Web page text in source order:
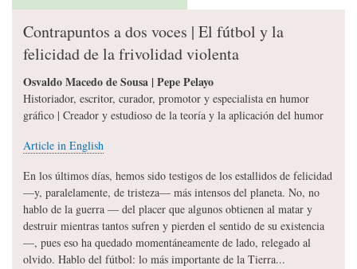
Contrapuntos a dos voces | El fútbol y la
felicidad de la frivolidad violenta
Osvaldo Macedo de Sousa | Pepe Pelayo
Historiador, escritor, curador, promotor y especialista en humor
gráfico | Creador y estudioso de la teoría y la aplicación del humor
Article in English
En los últimos días, hemos sido testigos de los estallidos de felicidad
—y, paralelamente, de tristeza— más intensos del planeta. No, no
hablo de la guerra — del placer que algunos obtienen al matar y
destruir mientras tantos sufren y pierden el sentido de su existencia
—, pues eso ha quedado momentáneamente de lado, relegado al
olvido. Hablo del fútbol: lo más importante de la Tierra...